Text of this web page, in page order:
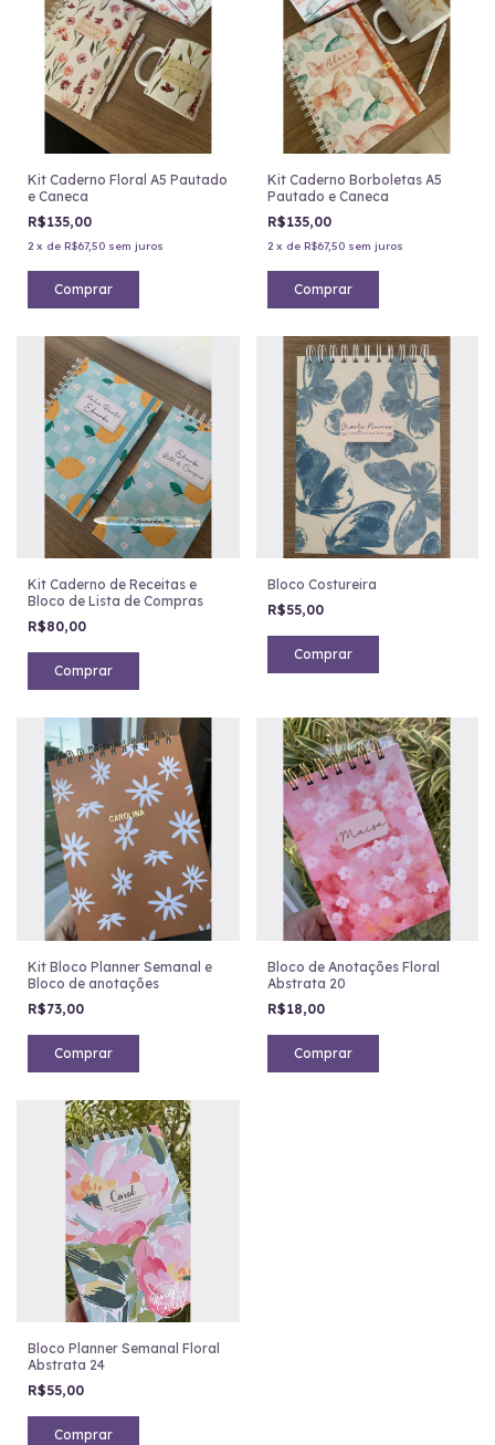
Kit Caderno Floral A5 Pautado
e Caneca
R$135,00
2 x de R$67,50 sem juros
Comprar
Kit Caderno Borboletas A5
Pautado e Caneca
R$135,00
2 x de R$67,50 sem juros
Comprar
Kit Caderno de Receitas e
Bloco de Lista de Compras
R$80,00
Comprar
Bloco Costureira
R$55,00
Comprar
Kit Bloco Planner Semanal e
Bloco de anotações
R$73,00
Comprar
Bloco de Anotações Floral
Abstrata 20
R$18,00
Comprar
Bloco Planner Semanal Floral
Abstrata 24
R$55,00
Comprar